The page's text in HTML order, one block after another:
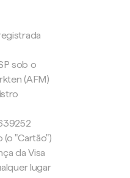
sob o
(AFM)
"Cartão")
da Visa
lugar